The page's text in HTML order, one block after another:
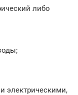
либо
электрическими,